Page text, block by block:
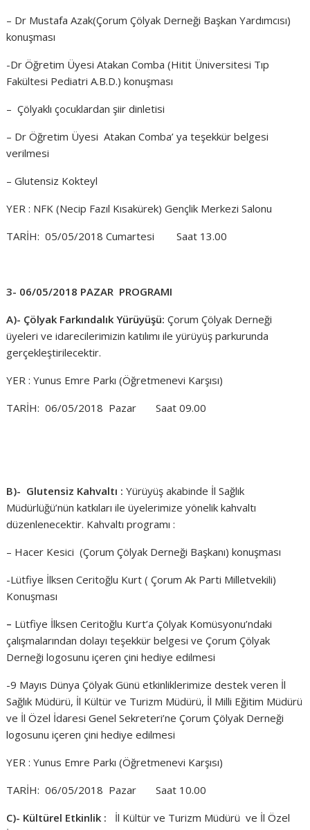
– Dr Mustafa Azak(Çorum Çölyak Derneği Başkan Yardımcısı)
konuşması
-Dr Öğretim Üyesi Atakan Comba (Hitit Üniversitesi Tıp
Fakültesi Pediatri A.B.D.) konuşması
– Çölyaklı çocuklardan şiir dinletisi
– Dr Öğretim Üyesi Atakan Comba’ ya teşekkür belgesi
verilmesi
– Glutensiz Kokteyl
YER : NFK (Necip Fazıl Kısakürek) Gençlik Merkezi Salonu
TARİH: 05/05/2018 Cumartesi Saat 13.00
3- 06/05/2018 PAZAR PROGRAMI
A)- Çölyak Farkındalık Yürüyüşü:Çorum Çölyak Derneği
üyeleri ve idarecilerimizin katılımı ile yürüyüş parkurunda
gerçekleştirilecektir.
YER : Yunus Emre Parkı (Öğretmenevi Karşısı)
TARİH: 06/05/2018 Pazar Saat 09.00
B)- Glutensiz Kahvaltı :Yürüyüş akabinde İl Sağlık
Müdürlüğü’nün katkıları ile üyelerimize yönelik kahvaltı
düzenlenecektir. Kahvaltı programı :
– Hacer Kesici (Çorum Çölyak Derneği Başkanı) konuşması
-Lütfiye İlksen Ceritoğlu Kurt ( Çorum Ak Parti Milletvekili)
Konuşması
– Lütfiye İlksen Ceritoğlu Kurt’a Çölyak Komüsyonu’ndaki
çalışmalarından dolayı teşekkür belgesi ve Çorum Çölyak
Derneği logosunu içeren çini hediye edilmesi
-9 Mayıs Dünya Çölyak Günü etkinliklerimize destek veren İl
Sağlık Müdürü, İl Kültür ve Turizm Müdürü, İl Milli Eğitim Müdürü
ve İl Özel İdaresi Genel Sekreteri’ne Çorum Çölyak Derneği
logosunu içeren çini hediye edilmesi
YER : Yunus Emre Parkı (Öğretmenevi Karşısı)
TARİH: 06/05/2018 Pazar Saat 10.00
C)- Kültürel Etkinlik : İl Kültür ve Turizm Müdürü ve İl Özel